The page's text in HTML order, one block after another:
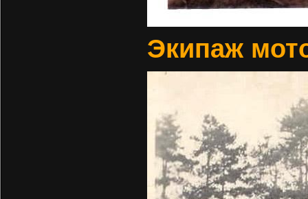
Экипаж